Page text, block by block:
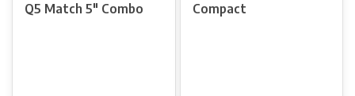
Q5 Match 5" Combo
Compact